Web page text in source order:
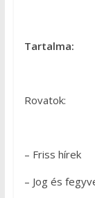
Tartalma:
Rovatok:
– Friss hírek
– Jog és